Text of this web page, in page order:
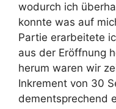
wodurch ich
konnte was auf
Partie erarbeitete
aus der Eröffnung
herum waren wir
Inkrement von 30
dementsprechend